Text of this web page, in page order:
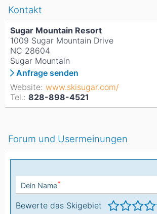
Kontakt
Sugar Mountain Resort
1009 Sugar Mountain Drive
NC 28604
Sugar Mountain
Anfrage senden
Website: www.skisugar.com/
Tel.: 828-898-4521
Forum und Usermeinungen
Dein Name*
Bewerte das Skigebiet